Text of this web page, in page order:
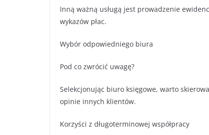
Inną ważną usługą jest prowadzenie
wykazów płac.
Wybór odpowiedniego biura
Pod co zwrócić uwagę?
Selekcjonując biuro księgowe, warto
opinie innych klientów.
Korzyści z długoterminowej współpracy